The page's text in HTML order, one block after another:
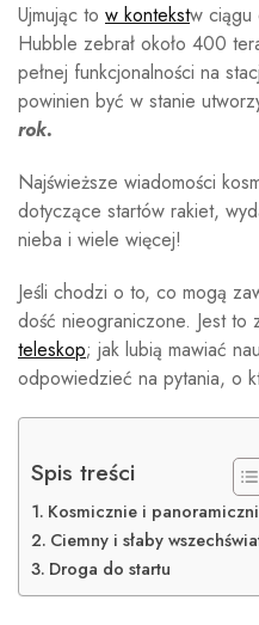
Ujmując to w kontekstw ciągu
Hubble zebrał około 400
pełnej funkcjonalności na
powinien być w stanie
rok.
Najświeższe wiadomości
dotyczące startów rakiet,
nieba i wiele więcej!
Jeśli chodzi o to, co mogą
dość nieograniczone. Jest to
teleskop; jak lubią mawiać
odpowiedzieć na pytania, o
Spis treści
Kosmicznie i
Ciemny i słaby
Droga do startu